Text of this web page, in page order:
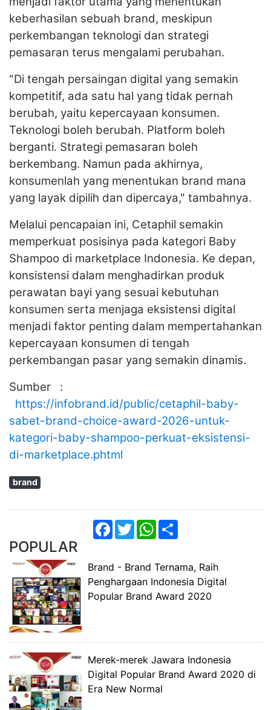
keberhasilan sebuah brand, meskipun
perkembangan teknologi dan strategi
pemasaran terus mengalami perubahan.
"Di tengah persaingan digital yang semakin
kompetitif, ada satu hal yang tidak pernah
berubah, yaitu kepercayaan konsumen.
Teknologi boleh berubah. Platform boleh
berganti. Strategi pemasaran boleh
berkembang. Namun pada akhirnya,
konsumenlah yang menentukan brand mana
yang layak dipilih dan dipercaya," tambahnya.
Melalui pencapaian ini, Cetaphil semakin
memperkuat posisinya pada kategori Baby
Shampoo di marketplace Indonesia. Ke depan,
konsistensi dalam menghadirkan produk
perawatan bayi yang sesuai kebutuhan
konsumen serta menjaga eksistensi digital
menjadi faktor penting dalam mempertahankan
kepercayaan konsumen di tengah
perkembangan pasar yang semakin dinamis.
Sumber :
https://infobrand.id/public/cetaphil-baby-
sabet-brand-choice-award-2026-untuk-
kategori-baby-shampoo-perkuat-eksistensi-
di-marketplace.phtml
brand
Facebook
TwitterWhatsApp
POPULAR
Brand - Brand Ternama, Raih
Penghargaan Indonesia Digital
Popular Brand Award 2020
Merek-merek Jawara Indonesia
Digital Popular Brand Award 2020 di
Era New Normal